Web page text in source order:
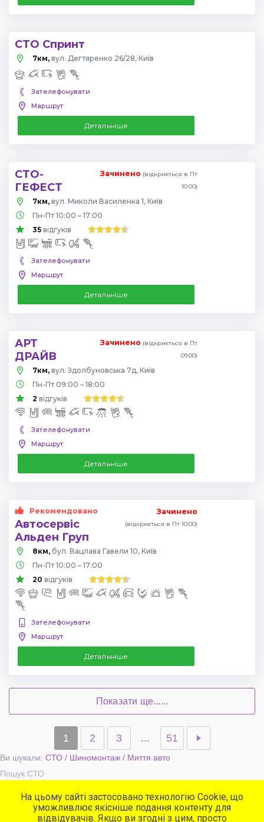
СТО Спринт
7км, вул. Дегтяренко 26/28, Київ
Зателефонувати
Маршрут
Детальніше
СТО-
ГЕФЕСТ
Зачинено (відкриється в Пт
10:00)
7км, вул. Миколи Василенка 1, Київ
Пн-Пт 10:00 – 17:00
35 відгуків
Зателефонувати
Маршрут
Детальніше
АРТ
ДРАЙВ
Зачинено (відкриється в Пт
09:00)
7км, вул. Здолбуновська 7д, Київ
Пн-Пт 09:00 – 18:00
2 відгуків
Зателефонувати
Маршрут
Детальніше
Рекомендовано
Автосервіс
Альден Груп
Зачинено
(відкриється в Пт 10:00)
8км, бул. Вацлава Гавели 10, Київ
Пн-Пт 10:00 – 17:00
20 відгуків
Зателефонувати
Маршрут
Детальніше
Показати ще......
1 2 3 ... 51
Ви шукали: СТО / Шиномонтаж / Миття авто
Пошук СТО
Популярні сервіси
СТО
На цьому сайті застосовано технологію Cookie, що
уможливлює якісніше подання контенту для
відвідувачів. Якщо ви згодні з цим, просто